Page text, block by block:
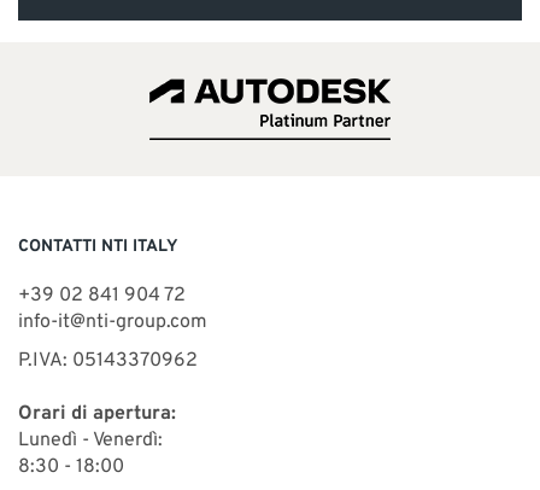
CONTATTI NTI ITALY
+39 02 841 904 72
info-it@nti-group.com
P.IVA: 05143370962
Orari di apertura:
Lunedì - Venerdì:
8:30 - 18:00